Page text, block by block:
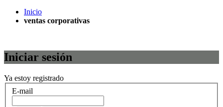
Inicio
ventas corporativas
Iniciar sesión
Ya estoy registrado
E-mail